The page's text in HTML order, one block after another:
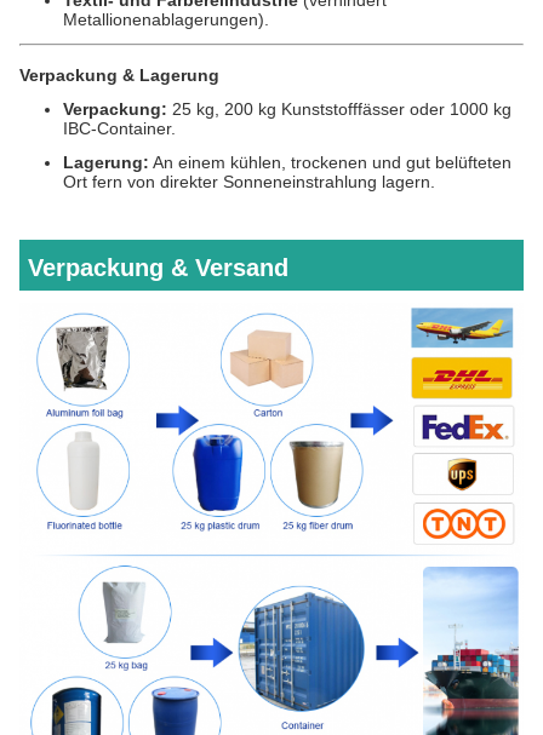
Metallionenablagerungen).
Verpackung & Lagerung
Verpackung: 25 kg, 200 kg Kunststofffässer oder 1000 kg
IBC-Container.
Lagerung: An einem kühlen, trockenen und gut belüfteten
Ort fern von direkter Sonneneinstrahlung lagern.
Verpackung & Versand